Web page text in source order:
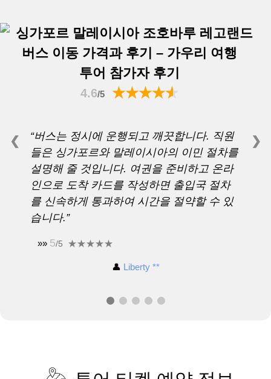
투어 참가자 후기
4.6/5
“버스는 정시에 운행되고 깨끗합니다. 직원
들은 싱가포르와 말레이시아의 이민 절차를
설명해 줄 것입니다. 여권을 준비하고 온라
인으로 도착 카드를 작성하면 출입국 절차
를 신속하게 통과하여 시간을 절약할 수 있
습니다.”
»» 5/5
👤 Liberty **
❮ ❯